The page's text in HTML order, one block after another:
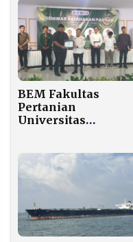
BEM Fakultas
Pertanian
Universitas
Menggali Potensi
Pemuda dalam
Menjaga Ketahanan